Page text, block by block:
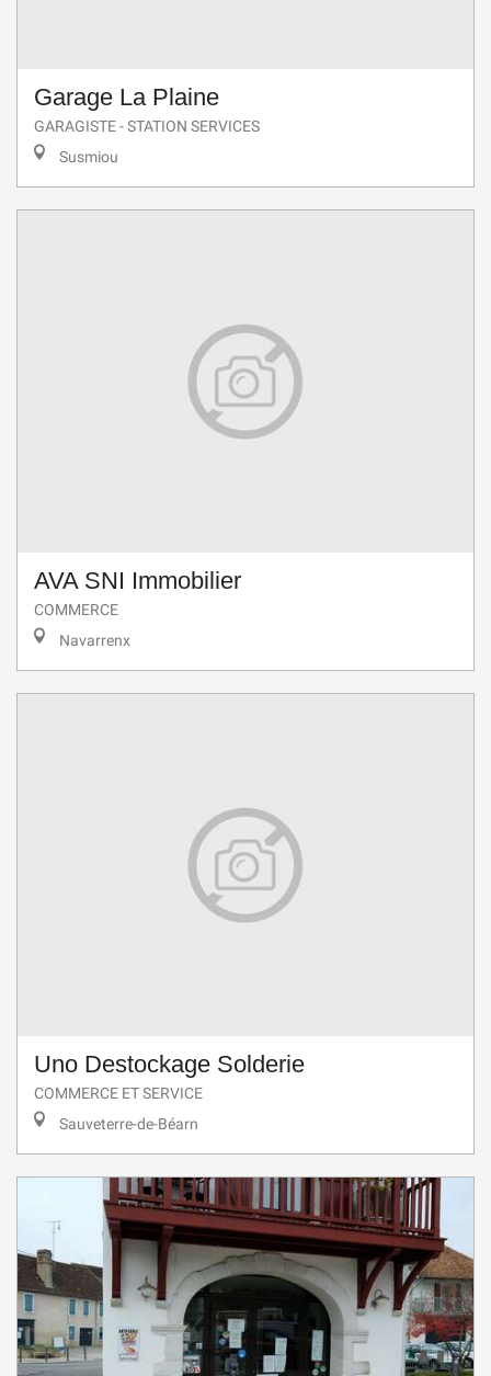
Garage La Plaine
GARAGISTE - STATION SERVICES
Susmiou
AVA SNI Immobilier
COMMERCE
Navarrenx
Uno Destockage Solderie
COMMERCE ET SERVICE
Sauveterre-de-Béarn